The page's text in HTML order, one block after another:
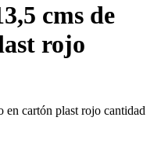
cms de
rojo
en cartón plast rojo cantidad